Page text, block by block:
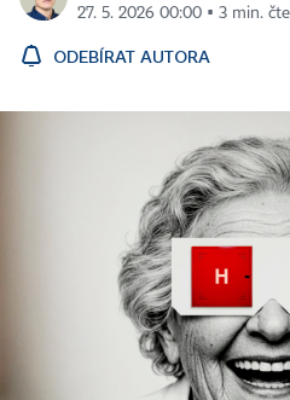
27. 5. 2026 00:00 ▪ 3 min.
ODEBÍRAT AUTORA